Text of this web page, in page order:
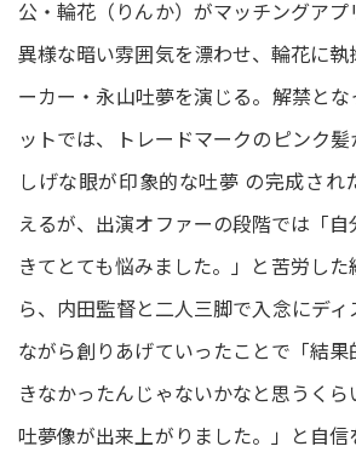
公・輪花（りんか）がマッチングアプ
異様な暗い雰囲気を漂わせ、輪花に
ーカー・永山吐夢を演じる。解禁と
ットでは、トレードマークのピンク
しげな眼が印象的な吐夢 の完成され
えるが、出演オファーの段階では「
きてとても悩みました。」と苦労し
ら、内田監督と二人三脚で入念にデ
ながら創りあげていったことで「結
きなかったんじゃないかなと思うく
吐夢像が出来上がりました。」と自